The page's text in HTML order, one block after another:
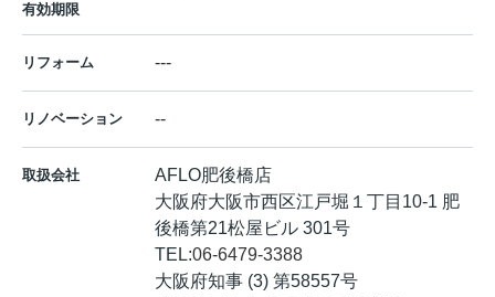
有効期限
リフォーム ---
リノベーション --
取扱会社
AFLO肥後橋店
大阪府大阪市西区江戸堀１丁目10-1 肥
後橋第21松屋ビル 301号
TEL:06-6479-3388
大阪府知事 (3) 第58557号